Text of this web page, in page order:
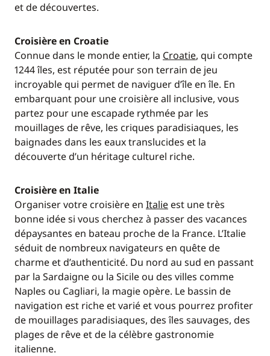
et de découvertes.
Croisière en Croatie
Connue dans le monde entier, la Croatie, qui compte
1244 îles, est réputée pour son terrain de jeu
incroyable qui permet de naviguer d’île en île. En
embarquant pour une croisière all inclusive, vous
partez pour une escapade rythmée par les
mouillages de rêve, les criques paradisiaques, les
baignades dans les eaux translucides et la
découverte d’un héritage culturel riche.
Croisière en Italie
Organiser votre croisière en Italie est une très
bonne idée si vous cherchez à passer des vacances
dépaysantes en bateau proche de la France. L’Italie
séduit de nombreux navigateurs en quête de
charme et d’authenticité. Du nord au sud en passant
par la Sardaigne ou la Sicile ou des villes comme
Naples ou Cagliari, la magie opère. Le bassin de
navigation est riche et varié et vous pourrez profiter
de mouillages paradisiaques, des îles sauvages, des
plages de rêve et de la célèbre gastronomie
italienne.